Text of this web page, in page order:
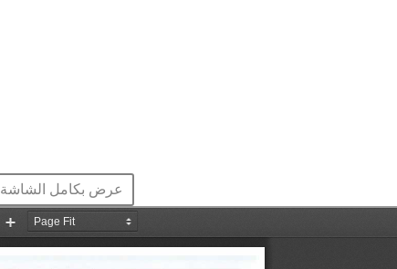
عرض بكامل الشاشة